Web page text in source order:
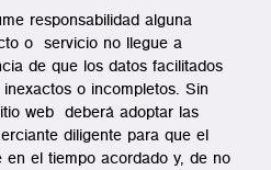
responsabilidad alguna
o servicio no llegue a
de que los datos facilitados
o incompletos. Sin
web deberá adoptar las
diligente para que el
el tiempo acordado y, de no